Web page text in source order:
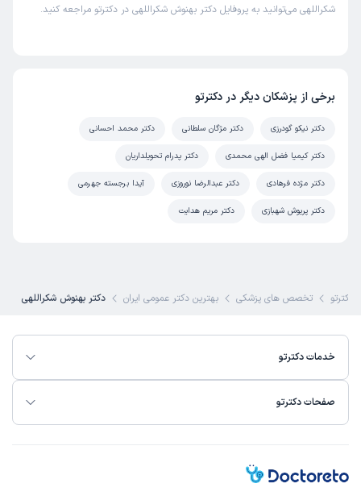
شکراللهی می‌توانید به پروفایل دکتر بهنوش شکراللهی در دکترتو مراجعه کنید.
برخی از پزشکان دیگر در دکترتو
دکتر نیکو گودرزی دکتر مژگان سلطانی دکتر محمد احسانی
دکتر کیمیا فضل الهی محمدی دکتر پدرام تحویلداریان
دکتر مژده فرهادی دکتر عبدالرضا نوروزی آیدا برجسته جهرمی
دکتر پریوش شهبازی دکتر مریم هدایت
دکترتو تخصص های پزشکی بهترین دکتر عمومی ایران دکتر بهنوش شکراللهی
خدمات دکترتو
صفحات دکترتو